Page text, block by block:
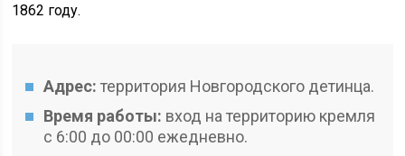
1862 году.
Адрес: территория Новгородского детинца.
Время работы: вход на территорию кремля
с 6:00 до 00:00 ежедневно.